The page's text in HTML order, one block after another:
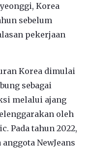
Korea
sebelum
pekerjaan
Korea dimulai
sebagai
melalui ajang
oleh
Pada tahun 2022,
NewJeans